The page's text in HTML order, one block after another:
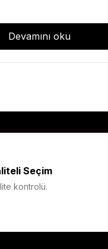
Devamını oku
Seçim
kontrolü.